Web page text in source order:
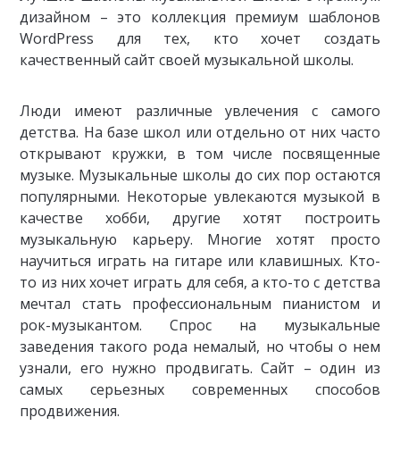
дизайном – это коллекция премиум шаблонов
WordPress для тех, кто хочет создать
качественный сайт своей музыкальной школы.
Люди имеют различные увлечения с самого
детства. На базе школ или отдельно от них часто
открывают кружки, в том числе посвященные
музыке. Музыкальные школы до сих пор остаются
популярными. Некоторые увлекаются музыкой в
качестве хобби, другие хотят построить
музыкальную карьеру. Многие хотят просто
научиться играть на гитаре или клавишных. Кто-
то из них хочет играть для себя, а кто-то с детства
мечтал стать профессиональным пианистом и
рок-музыкантом. Спрос на музыкальные
заведения такого рода немалый, но чтобы о нем
узнали, его нужно продвигать. Сайт – один из
самых серьезных современных способов
продвижения.